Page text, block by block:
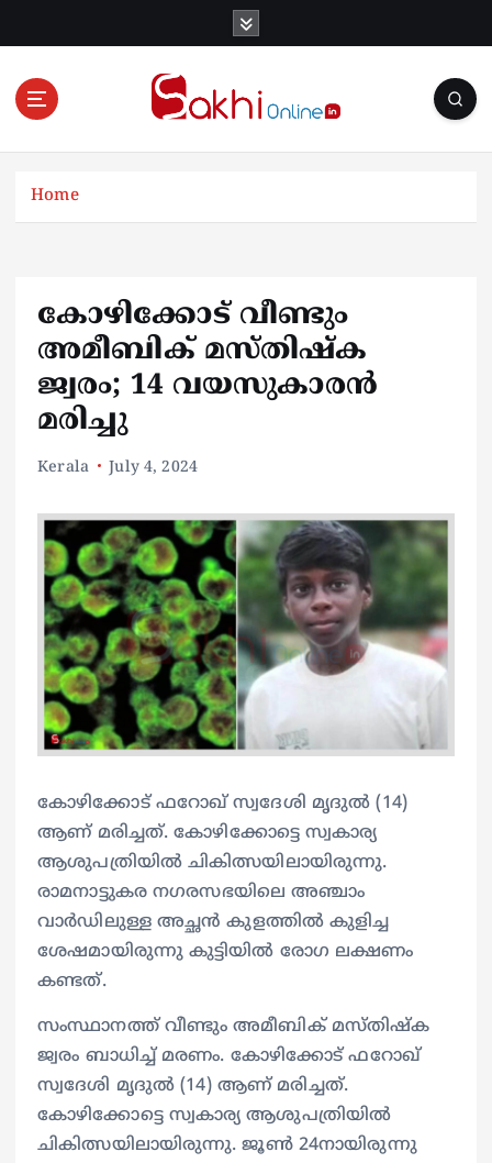
Online News Portal
Home
കോഴിക്കോട് വീണ്ടും
അമീബിക് മസ്തിഷ്ക
ജ്വരം; 14 വയസുകാരന്‍
മരിച്ചു
Kerala July 4, 2024
കോഴിക്കോട് ഫറോഖ് സ്വദേശി മൃദുൽ (14)
ആണ് മരിച്ചത്. കോഴിക്കോട്ടെ സ്വകാര്യ
ആശുപത്രിയിൽ ചികിത്സയിലായിരുന്നു.
രാമനാട്ടുകര നഗരസഭയിലെ അഞ്ചാം
വാർഡിലുള്ള അച്ഛൻ കുളത്തിൽ കുളിച്ച
ശേഷമായിരുന്നു കുട്ടിയിൽ രോഗ ലക്ഷണം
കണ്ടത്.
സംസ്ഥാനത്ത് വീണ്ടും അമീബിക് മസ്തിഷ്ക
ജ്വരം ബാധിച്ച് മരണം. കോഴിക്കോട് ഫറോഖ്
സ്വദേശി മൃദുൽ (14) ആണ് മരിച്ചത്.
കോഴിക്കോട്ടെ സ്വകാര്യ ആശുപത്രിയിൽ
ചികിത്സയിലായിരുന്നു. ജൂൺ 24നായിരുന്നു